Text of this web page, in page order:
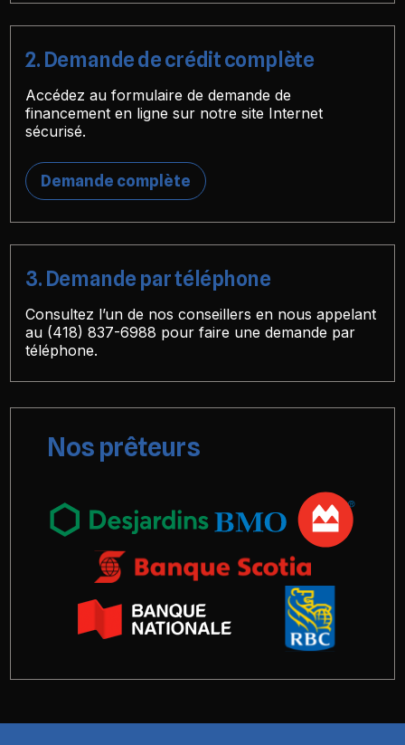
2. Demande de crédit complète
Accédez au formulaire de demande de
financement en ligne sur notre site Internet
sécurisé.
Demande complète
3. Demande par téléphone
Consultez l’un de nos conseillers en nous appelant
au (418) 837-6988 pour faire une demande par
téléphone.
Nos prêteurs